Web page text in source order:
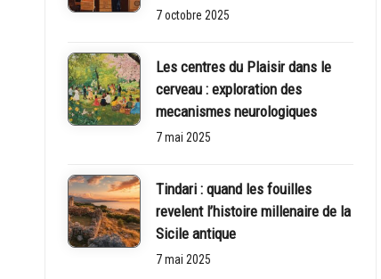
7 octobre 2025
Les centres du Plaisir dans le
cerveau : exploration des
mecanismes neurologiques
7 mai 2025
Tindari : quand les fouilles
revelent l’histoire millenaire de la
Sicile antique
7 mai 2025